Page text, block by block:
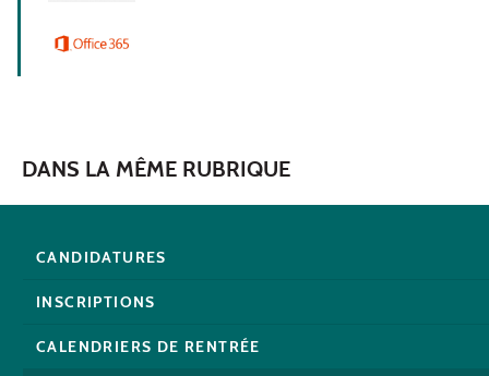
DANS LA MÊME RUBRIQUE
CANDIDATURES
INSCRIPTIONS
CALENDRIERS DE RENTRÉE